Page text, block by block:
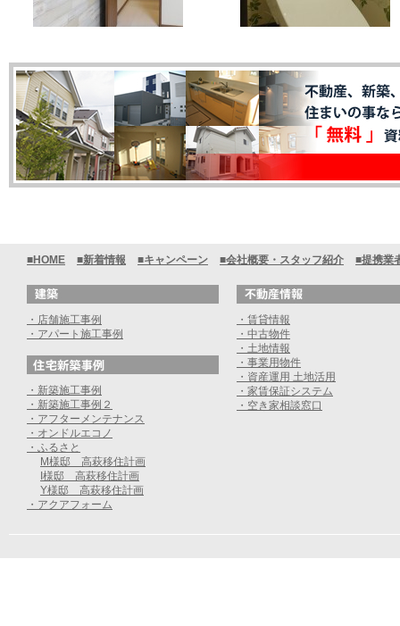
■HOME ■新着情報 ■キャンペーン ■会社概要・スタッフ紹介 ■提携業
・店舗施工事例
・アパート施工事例
・新築施工事例
・新築施工事例２
・アフターメンテナンス
・オンドルエコノ
・ふるさと
M様邸 高萩移住計画
I様邸 高萩移住計画
Y様邸 高萩移住計画
・アクアフォーム
・賃貸情報
・中古物件
・土地情報
・事業用物件
・資産運用 土地活用
・家賃保証システム
・空き家相談窓口